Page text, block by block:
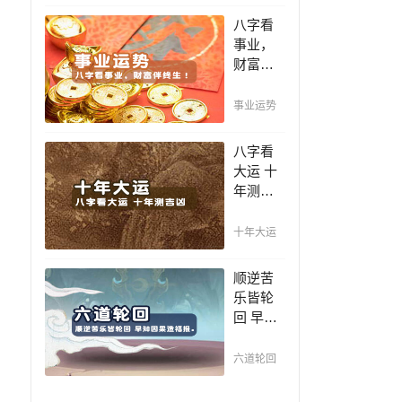
福，八
字精批
批出一
生好命
八字看
事业，
财富伴
哪日出
最有财
官之
命，十
之八九
或富
读您的
事业天
赋，扭
不利困
事业运势
八字看
大运 十
年测吉
年一运
凶，未
来命运
全知
晓。
十年大运
顺逆苦
乐皆轮
回 早知
福报。
六道轮回